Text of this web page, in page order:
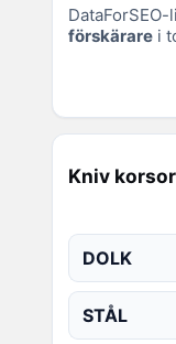
förskärare i
Kniv
DOLK
STÅL